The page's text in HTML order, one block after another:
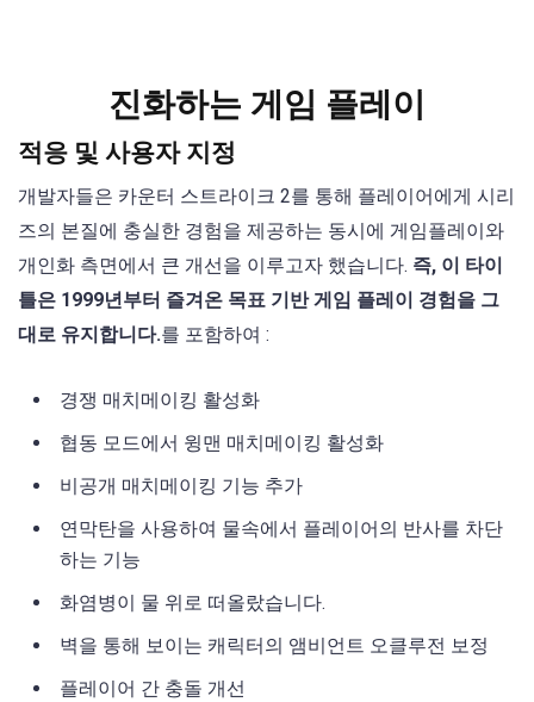
진화하는 게임 플레이
적응 및 사용자 지정
개발자들은 카운터 스트라이크 2를 통해 플레이어에게 시리
즈의 본질에 충실한 경험을 제공하는 동시에 게임플레이와
개인화 측면에서 큰 개선을 이루고자 했습니다. 즉, 이 타이
틀은 1999년부터 즐겨온 목표 기반 게임 플레이 경험을 그
대로 유지합니다.를 포함하여 :
경쟁 매치메이킹 활성화
협동 모드에서 윙맨 매치메이킹 활성화
비공개 매치메이킹 기능 추가
연막탄을 사용하여 물속에서 플레이어의 반사를 차단
하는 기능
화염병이 물 위로 떠올랐습니다.
벽을 통해 보이는 캐릭터의 앰비언트 오클루전 보정
플레이어 간 충돌 개선